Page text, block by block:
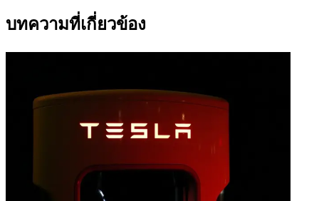
บทความที่เกี่ยวข้อง